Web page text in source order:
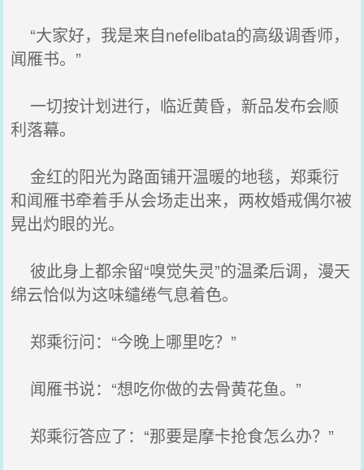
“大家好，我是来自nefelibata的高级调香师，
闻雁书。”
一切按计划进行，临近黄昏，新品发布会顺
利落幕。
金红的阳光为路面铺开温暖的地毯，郑乘衍
和闻雁书牵着手从会场走出来，两枚婚戒偶尔被
晃出灼眼的光。
彼此身上都余留“嗅觉失灵”的温柔后调，漫天
绵云恰似为这味缱绻气息着色。
郑乘衍问：“今晚上哪里吃？”
闻雁书说：“想吃你做的去骨黄花鱼。”
郑乘衍答应了：“那要是摩卡抢食怎么办？”